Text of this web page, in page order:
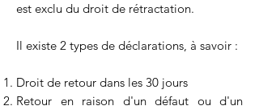
est exclu du droit de rétractation.
Il existe 2 types de déclarations, à savoir :
Droit de retour dans les 30 jours
Retour en raison d'un défaut ou d'un